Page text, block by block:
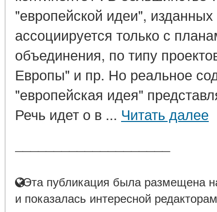
"европейской идеи",
ассоциируется только с
объединения, по типу
Европы" и пр. Но реальное
"европейская идея"
Речь идет о в ... Читать далее
Эта публикация была размещена
и показалась интересной